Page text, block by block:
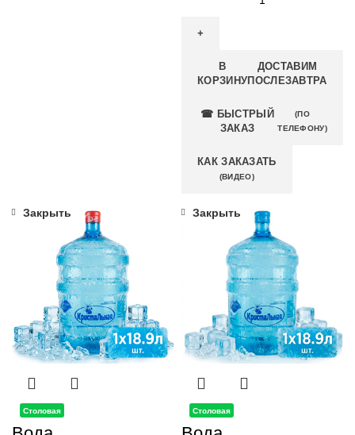
В
КОРЗИНУ
ДОСТАВИМ
ПОСЛЕЗАВТРА
☎ БЫСТРЫЙ
ЗАКАЗ
(ПО
ТЕЛЕФОНУ)
КАК ЗАКАЗАТЬ
(ВИДЕО)
Закрыть
Столовая
Закрыть
Столовая